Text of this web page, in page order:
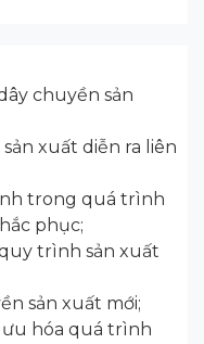
chuyền sản
xuất diễn ra liên
trong quá trình
phục;
trình sản xuất
sản xuất mới;
ưu hóa quá trình